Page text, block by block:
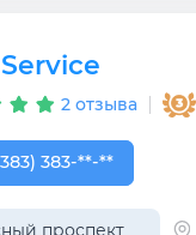
2 отзыва
383-26-43
383-**-**
проспект